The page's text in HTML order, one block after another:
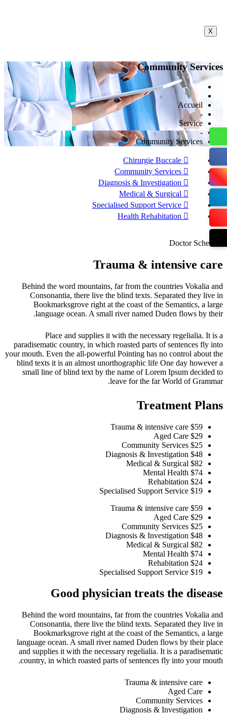
X
Community Services
Home
-
Service
-
Community Services
Chirurgie Buccale
Community Services
Diagnosis & Investigation
Medical & Surgical
Specialised Support Service
Health Rehabitation
Doctor Schedule
Trauma & intensive care
Behind the word mountains, far from the countries Vokalia and
Consonantia, there live the blind texts. Separated they live in
Bookmarksgrove right at the coast of the Semantics, a large
language ocean. A small river named Duden flows by their.
Place and supplies it with the necessary regelialia. It is a
paradisematic country, in which roasted parts of sentences fly into
your mouth. Even the all-powerful Pointing has no control about the
blind texts it is an almost unorthographic life One day however a
small line of blind text by the name of Lorem Ipsum decided to
leave for the far World of Grammar.
Treatment Plans
Trauma & intensive care $59
Aged Care $29
Community Services $25
Diagnosis & Investigation $48
Medical & Surgical $82
Mental Health $74
Rehabitation $24
Specialised Support Service $19
Trauma & intensive care $59
Aged Care $29
Community Services $25
Diagnosis & Investigation $48
Medical & Surgical $82
Mental Health $74
Rehabitation $24
Specialised Support Service $19
Good physician treats the disease
Behind the word mountains, far from the countries Vokalia and
Consonantia, there live the blind texts. Separated they live in
Bookmarksgrove right at the coast of the Semantics, a large
language ocean. A small river named Duden flows by their place
and supplies it with the necessary regelialia. It is a paradisematic
country, in which roasted parts of sentences fly into your mouth.
Trauma & intensive care
Aged Care
Community Services
Diagnosis & Investigation